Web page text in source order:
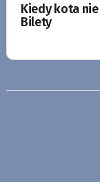
Kiedy kota
Bilety